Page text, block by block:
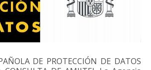
DE PROTECCIÓN DE DATOS